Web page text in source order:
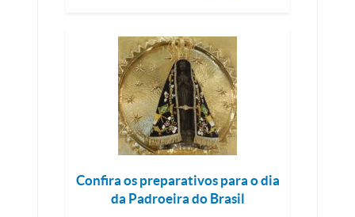
Confira os preparativos para o dia
da Padroeira do Brasil